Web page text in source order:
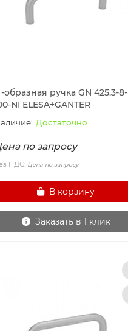
образная ручка GN 425.3-8-
NI ELESA+GANTER
Достаточно
по запросу
НДС: Цена по запросу
В корзину
Заказать в 1 клик